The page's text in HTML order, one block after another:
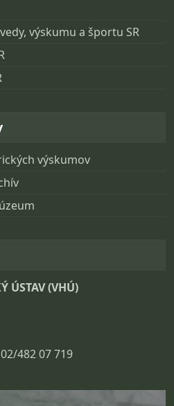
výskumu a športu SR
výskumov
ÚSTAV (VHÚ)
482 07 719